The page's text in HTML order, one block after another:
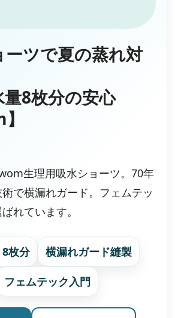
ーツで夏の蒸れ対
8枚分の安心
生理用吸水ショーツ。70年
で横漏れガード。フェムテッ
れています。
枚分 横漏れガード縫製
フェムテック入門